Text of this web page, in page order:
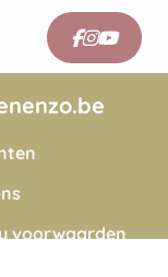
voorwaarden